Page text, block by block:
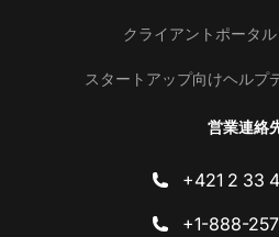
クライアントポータ
スタートアップ向けヘルプ
営業連絡
+421 2 33
+1-888-